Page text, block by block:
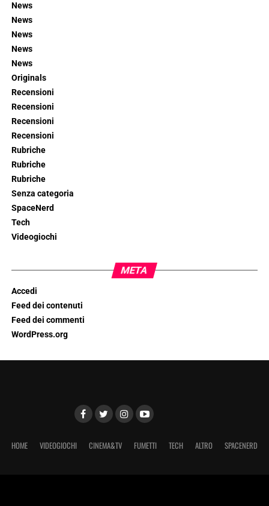
News
News
News
News
News
Originals
Recensioni
Recensioni
Recensioni
Recensioni
Rubriche
Rubriche
Rubriche
Senza categoria
SpaceNerd
Tech
Videogiochi
META
Accedi
Feed dei contenuti
Feed dei commenti
WordPress.org
HOME VIDEOGIOCHI CINEMA&TV FUMETTI TECH ALTRO SPACENERD